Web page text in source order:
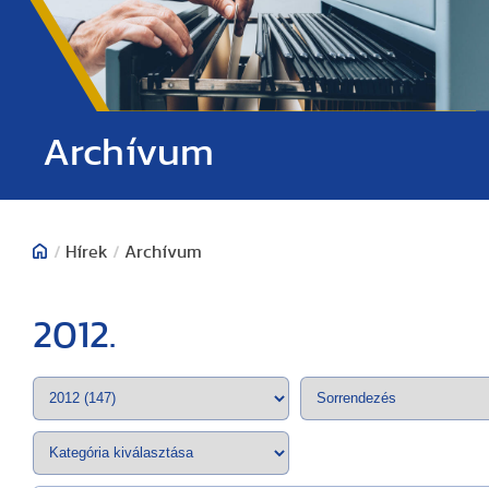
Archívum
/ Hírek / Archívum
2012.